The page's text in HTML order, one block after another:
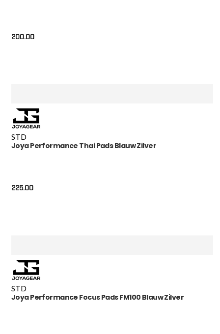
200.00
STD
Joya Performance Thai Pads Blauw Zilver
225.00
STD
Joya Performance Focus Pads FM100 Blauw Zilver